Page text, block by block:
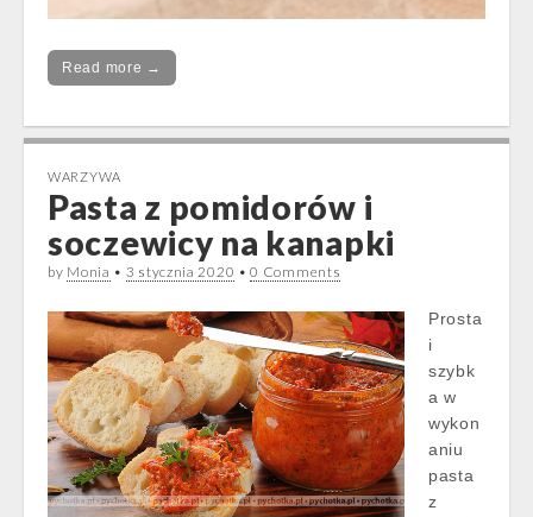
Read more →
WARZYWA
Pasta z pomidorów i
soczewicy na kanapki
by Monia • 3 stycznia 2020 •0 Comments
Prosta
i
szybk
a w
wykon
aniu
pasta
z